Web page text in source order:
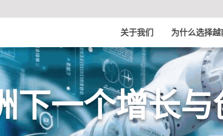
关于我们 为什么选择越
一个增长与